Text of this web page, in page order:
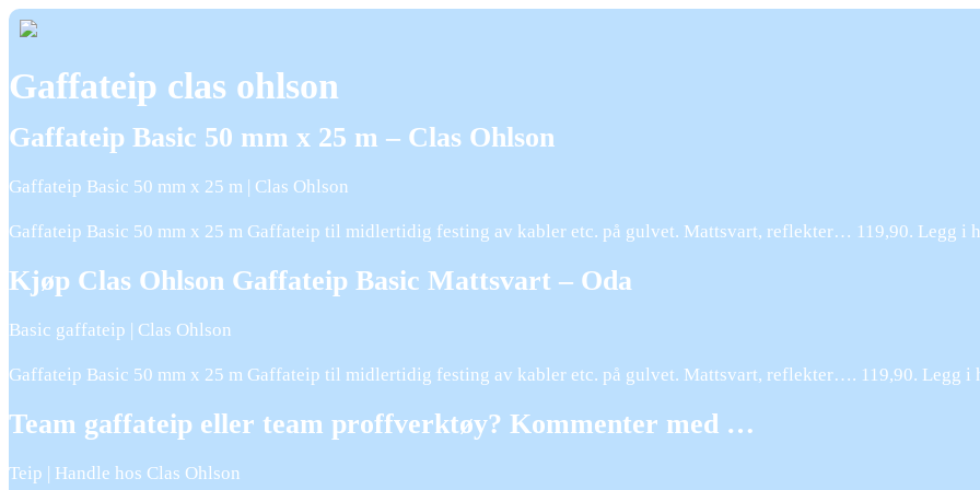
Gaffateip clas ohlson
Gaffateip Basic 50 mm x 25 m – Clas Ohlson
Gaffateip Basic 50 mm x 25 m | Clas Ohlson
Gaffateip Basic 50 mm x 25 m Gaffateip til midlertidig festing av kabler etc. på gulvet. Mattsvart, reflekter… 119,90. Legg i
Kjøp Clas Ohlson Gaffateip Basic Mattsvart – Oda
Basic gaffateip | Clas Ohlson
Gaffateip Basic 50 mm x 25 m Gaffateip til midlertidig festing av kabler etc. på gulvet. Mattsvart, reflekter…. 119,90. Legg i
Team gaffateip eller team proffverktøy? Kommenter med …
Teip | Handle hos Clas Ohlson